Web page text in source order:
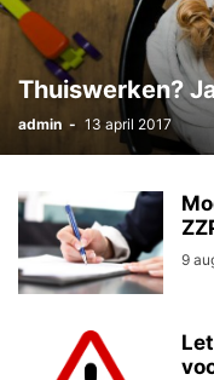
Thuiswerken?
admin - 13 april 2017
9